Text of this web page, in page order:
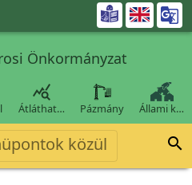

Önkormányzat

Átláthat… Pázmány Állami k…
közül 